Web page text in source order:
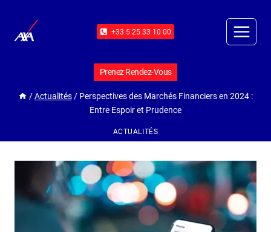
+33 5 25 33 10 00
Prenez Rendez-Vous
/Actualités/ Perspectives des Marchés Financiers en 2024 :
Entre Espoir et Prudence
ACTUALITÉS